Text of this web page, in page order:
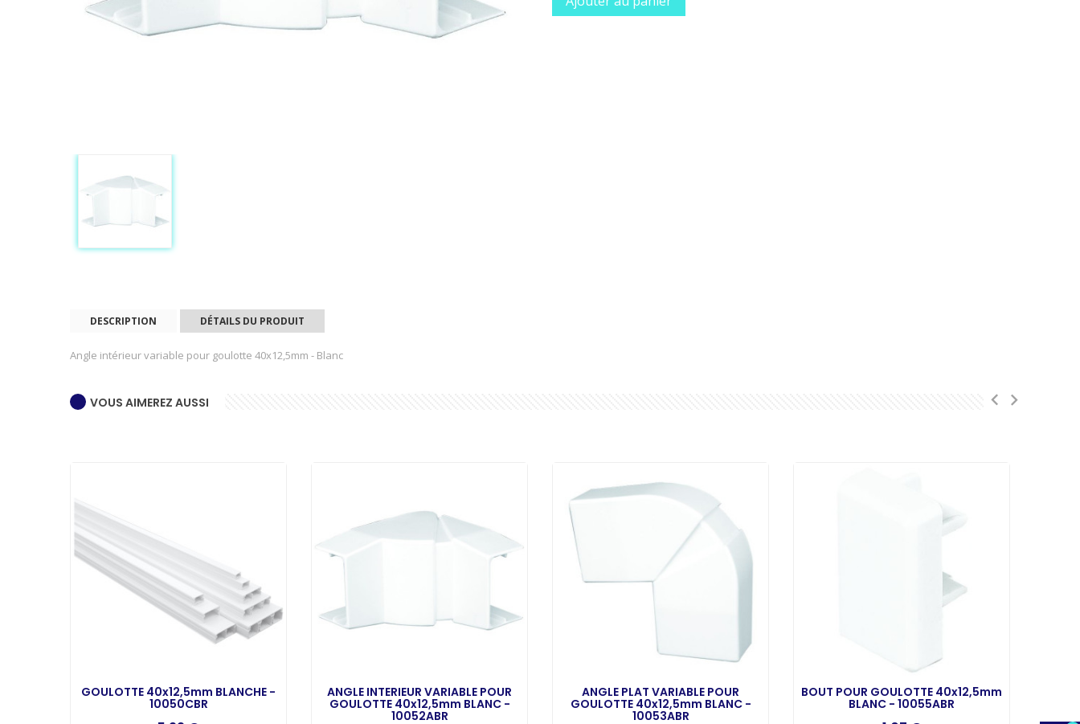
DESCRIPTION DÉTAILS DU PRODUIT
Angle intérieur variable pour goulotte 40x12,5mm - Blanc
VOUS AIMEREZ AUSSI
GOULOTTE 40x12,5mm BLANCHE -
10050CBR
ANGLE INTERIEUR VARIABLE POUR
GOULOTTE 40x12,5mm BLANC -
10052ABR
ANGLE PLAT VARIABLE POUR
GOULOTTE 40x12,5mm BLANC -
10053ABR
BOUT POUR GOULOTTE 40x12,5mm
BLANC - 10055ABR